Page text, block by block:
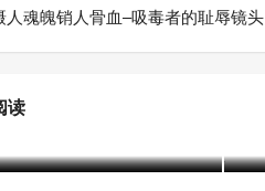
人魂魄销人骨血–吸毒者的耻辱镜头
读
侧记